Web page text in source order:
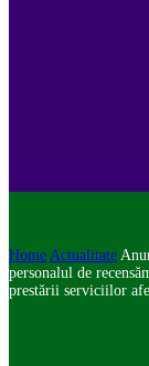
Home Actualitate
personalul de
prestării serviciilor